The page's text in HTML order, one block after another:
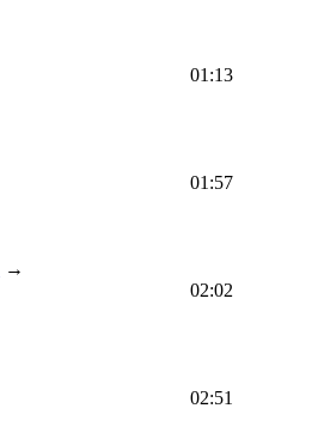
01:13
01:57
→
02:02
02:51